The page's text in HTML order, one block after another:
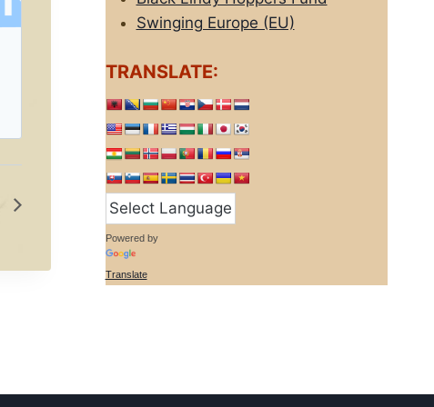
Swinging Europe (EU)
TRANSLATE:
Powered by
Translate